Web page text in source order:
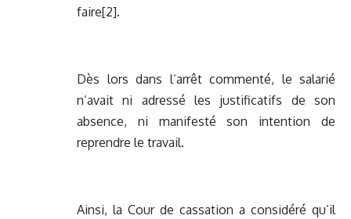
faire[2].
Dès lors dans l’arrêt commenté, le salarié
n’avait ni adressé les justificatifs de son
absence, ni manifesté son intention de
reprendre le travail.
Ainsi, la Cour de cassation a considéré qu’il